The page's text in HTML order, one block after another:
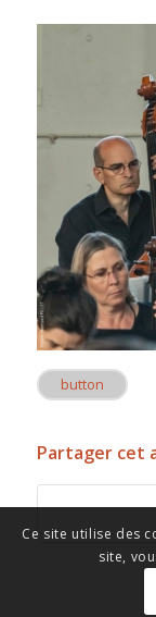
button
Partager cet
Ce site utilise des
site,